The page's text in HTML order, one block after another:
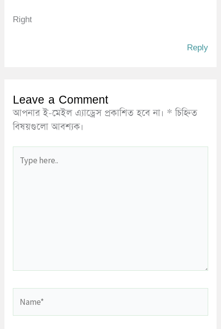
Right
Reply
Leave a Comment
আপনার ই-মেইল এ্যাড্রেস প্রকাশিত হবে না। * চিহ্নিত
বিষয়গুলো আবশ্যক।
here..